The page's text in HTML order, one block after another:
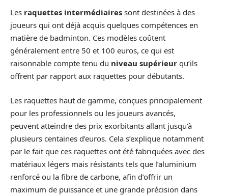
Les raquettes intermédiaires sont destinées à des
joueurs qui ont déjà acquis quelques compétences en
matière de badminton. Ces modèles coûtent
généralement entre 50 et 100 euros, ce qui est
raisonnable compte tenu du niveau supérieur qu’ils
offrent par rapport aux raquettes pour débutants.
Les raquettes haut de gamme, conçues principalement
pour les professionnels ou les joueurs avancés,
peuvent atteindre des prix exorbitants allant jusqu’à
plusieurs centaines d’euros. Cela s’explique notamment
par le fait que ces raquettes ont été fabriquées avec des
matériaux légers mais résistants tels que l’aluminium
renforcé ou la fibre de carbone, afin d’offrir un
maximum de puissance et une grande précision dans